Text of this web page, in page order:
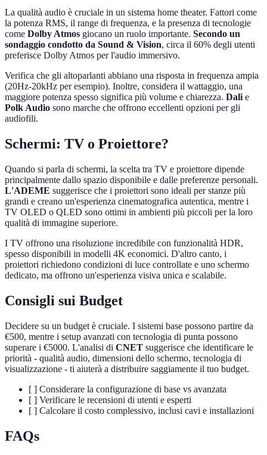
La qualità audio è cruciale in un sistema home theater. Fattori come
la potenza RMS, il range di frequenza, e la presenza di tecnologie
come Dolby Atmos giocano un ruolo importante. Secondo un
sondaggio condotto da Sound & Vision, circa il 60% degli utenti
preferisce Dolby Atmos per l'audio immersivo.
Verifica che gli altoparlanti abbiano una risposta in frequenza ampia
(20Hz-20kHz per esempio). Inoltre, considera il wattaggio, una
maggiore potenza spesso significa più volume e chiarezza. Dali e
Polk Audio sono marche che offrono eccellenti opzioni per gli
audiofili.
Schermi: TV o Proiettore?
Quando si parla di schermi, la scelta tra TV e proiettore dipende
principalmente dallo spazio disponibile e dalle preferenze personali.
L'ADEME suggerisce che i proiettori sono ideali per stanze più
grandi e creano un'esperienza cinematografica autentica, mentre i
TV OLED o QLED sono ottimi in ambienti più piccoli per la loro
qualità di immagine superiore.
I TV offrono una risoluzione incredibile con funzionalità HDR,
spesso disponibili in modelli 4K economici. D'altro canto, i
proiettori richiedono condizioni di luce controllate e uno schermo
dedicato, ma offrono un'esperienza visiva unica e scalabile.
Consigli sui Budget
Decidere su un budget è cruciale. I sistemi base possono partire da
€500, mentre i setup avanzati con tecnologia di punta possono
superare i €5000. L'analisi di CNET suggerisce che identificare le
priorità - qualità audio, dimensioni dello schermo, tecnologia di
visualizzazione - ti aiuterà a distribuire saggiamente il tuo budget.
[ ] Considerare la configurazione di base vs avanzata
[ ] Verificare le recensioni di utenti e esperti
[ ] Calcolare il costo complessivo, inclusi cavi e installazioni
FAQs